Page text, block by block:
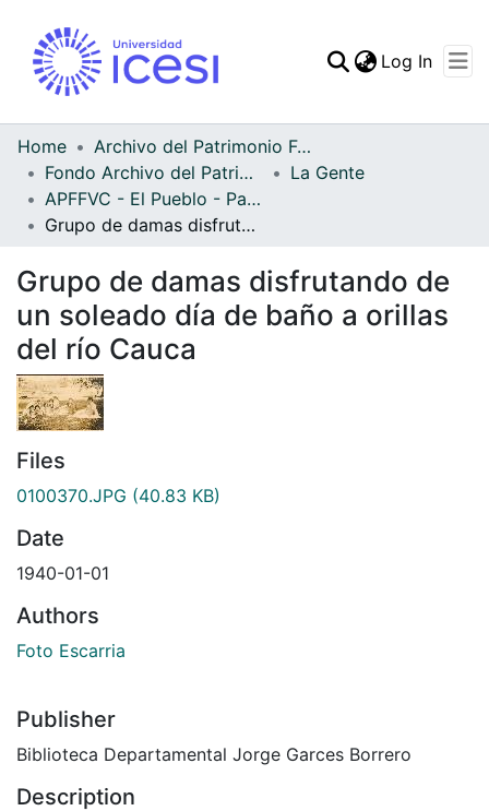
Statistics
Log In
Home
Archivo del Patrimonio Fotográfico y Fílmico del Valle del Cauca
Fondo Archivo del Patrimonio Fotográfico y Fílmico del Valle del Cauca
La Gente
APFFVC - El Pueblo - Patrimonial
Grupo de damas disfrutando de un soleado día de baño a orillas del río Cauca
Grupo de damas disfrutando de
un soleado día de baño a orillas
del río Cauca
Files
0100370.JPG (40.83 KB)
Date
1940-01-01
Authors
Foto Escarria
Publisher
Biblioteca Departamental Jorge Garces Borrero
Description